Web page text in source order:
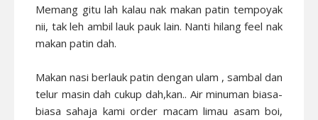
Memang gitu lah kalau nak makan patin tempoyak
nii, tak leh ambil lauk pauk lain. Nanti hilang feel nak
makan patin dah.
Makan nasi berlauk patin dengan ulam , sambal dan
telur masin dah cukup dah,kan.. Air minuman biasa-
biasa sahaja kami order macam limau asam boi,